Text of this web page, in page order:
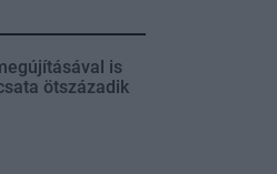
is
ötszázadik